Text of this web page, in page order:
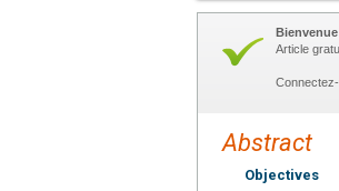
Article
Abstract
Objectives